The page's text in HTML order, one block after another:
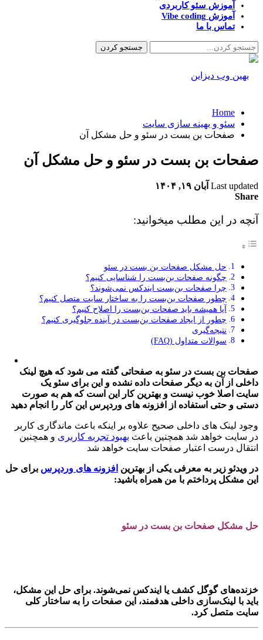
آموزش سئو کاربردی
آموزش Vibe coding
تماس با ما
Home
سئو و بهینه سازی سایت
صفحات بن بست در سئو و حل مشکل آن
صفحات بن بست در سئو و حل مشکل آن
Last updated آبان ۱۹, ۱۴۰۴
Share
آنچه در این مطلب میخوانید:
حل مشکل صفحات بن بست در سئو
چگونه صفحات بن‌بست را شناسایی کنیم؟
چرا صفحات بن‌بست ایندکس نمی‌شوند؟
چطور صفحات بن‌بست را به ساختار سایت متصل کنیم؟
آیا همیشه باید صفحات بن‌بست را اصلاح کنیم؟
چطور از ایجاد صفحات بن‌بست در آینده جلوگیری کنیم؟
نتیجه‌گیری
سوالات متداول (FAQ)
صفحات بن بست در سئو به صفحاتی گفته می شود که هیچ لینک
داخلی از آن به دیگر صفحات داده نشده و این برای سئو یک
سایت اصلا خوب نیست و بهترین کار این است که هم به صورت
دستی و حتی استفاده از افزونه های وردپرس این کار را انجام دهید
وجود لینک های داخلی صحیح علاوه بر اینکه باعث ماندگاری کاربر
در سایت خواهد شد همچنین باعث بهبود تجربه کاربری و همچنبن
انتقال درست اعتبار صفحات سایت خواهد شد
در ویدئو زیر به معرفی یکی از بهترین افزونه های وردپرس برای حل
این مشکل پرداختم با من همراه باشید:
حل مشکل صفحات بن بست در سئو
خزنده‌های گوگل کشف یا ایندکس نمی‌شوند. برای حل این مشکل،
باید با لینک‌سازی داخلی هدفمند، این صفحات را به ساختار کلی
سایت متصل کرد.